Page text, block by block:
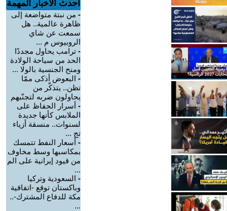
احدث الأخبار المهمة
- من نبتة متواضعة إلى
ظاهرة عالمية.. هل
سمعت عن شاي
الروبيوس م ...
- ترامب يحاول مجددًا
الحد من سياحة الولادة
ومنح الجنسية بالولا ...
- البعوض أذكى ممّا
تظن.. يتذكّر من
يحاولون ضربه لتجنّبهم
- أسرار الحفاظ على
الملابس كأنها جديدة
لسنوات.. منسقة أزياء
تج ...
- أسعار النفط تتمسك
بمكاسبها وسط مخاوف
من قيود إيرانية على الم
...
- السعودية وتركيا
وباكستان توقع -اتفاقية
مكة للدفاع المشترك-..
...